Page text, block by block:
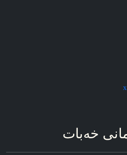
خه‌بات